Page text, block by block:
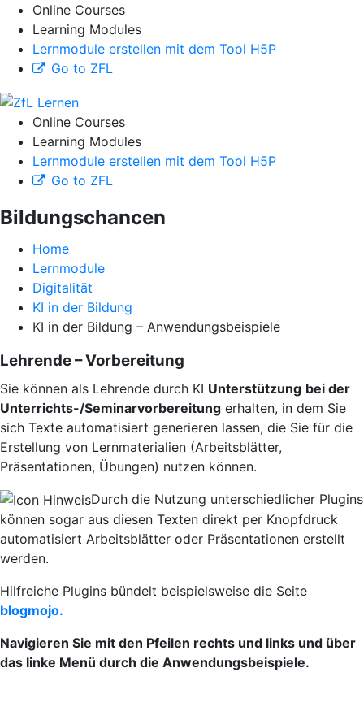
Online Courses
Learning Modules
Lernmodule erstellen mit dem Tool H5P
Go to ZFL
Online Courses
Learning Modules
Lernmodule erstellen mit dem Tool H5P
Go to ZFL
Bildungschancen
Home
Lernmodule
Digitalität
KI in der Bildung
KI in der Bildung – Anwendungsbeispiele
Lehrende – Vorbereitung
Sie können als Lehrende durch KI Unterstützung bei der
Unterrichts-/Seminarvorbereitung erhalten, in dem Sie
sich Texte automatisiert generieren lassen, die Sie für die
Erstellung von Lernmaterialien (Arbeitsblätter,
Präsentationen, Übungen) nutzen können.
Durch die Nutzung unterschiedlicher Plugins
können sogar aus diesen Texten direkt per Knopfdruck
automatisiert Arbeitsblätter oder Präsentationen erstellt
werden.
Hilfreiche Plugins bündelt beispielsweise die Seite
blogmojo.
Navigieren Sie mit den Pfeilen rechts und links und über
das linke Menü durch die Anwendungsbeispiele.